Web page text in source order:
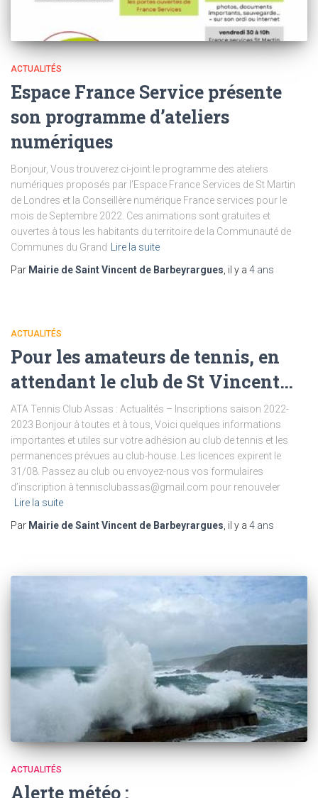
ACTUALITÉS
Espace France Service présente
son programme d’ateliers
numériques
Bonjour, Vous trouverez ci-joint le programme des ateliers
numériques proposés par l’Espace France Services de St Martin
de Londres et la Conseillère numérique France services pour le
mois de Septembre 2022. Ces animations sont gratuites et
ouvertes à tous les habitants du territoire de la Communauté de
Communes du Grand
Lire la suite
Par Mairie de Saint Vincent de Barbeyrargues , il y a 4 ans
ACTUALITÉS
Pour les amateurs de tennis, en
attendant le club de St Vincent…
ATA Tennis Club Assas : Actualités – Inscriptions saison 2022-
2023 Bonjour à toutes et à tous, Voici quelques informations
importantes et utiles sur votre adhésion au club de tennis et les
permanences prévues au club-house. Les licences expirent le
31/08. Passez au club ou envoyez-nous vos formulaires
d’inscription à tennisclubassas@gmail.com pour renouveler
Lire la suite
Par Mairie de Saint Vincent de Barbeyrargues , il y a 4 ans
ACTUALITÉS
Alerte météo :